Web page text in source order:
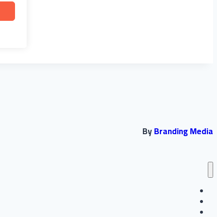
ByBranding Media